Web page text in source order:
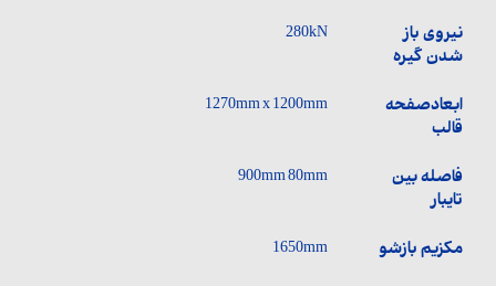
نیروی باز
شدن گیره
280kN
ابعادصفحه
قالب
1270mm x 1200mm
فاصله بین
تایبار
900mm 80mm
مکزیم بازشو 1650mm